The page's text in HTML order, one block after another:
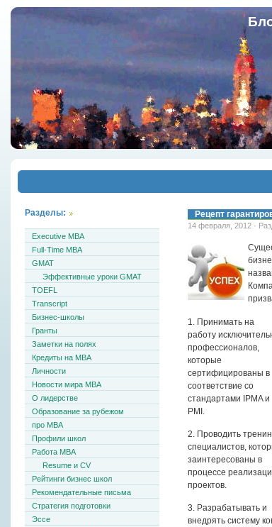
Рецепт
14 февраля, 2012 ·
1. Принимать на
работу
профессионалов,
которые
сертифицированы в
соответствие со
стандартами IPMA и
PMI.
2. Проводить
специалистов,
заинтересованы в
процессе
проектов.
3. Разрабатывать и
внедрять систему
Разделы:
Executive MBA
Full-Time MBA
GMAT
Эффективные уроки GMAT
TOEFL
Transcript
Бизнес-школы
Гранты
Заметки на полях
Кредиты на MBA
Личности
Новости мира MBA
О лидерстве
Образование за рубежом
про MBA
Профили школ
Работа MBA
Resume и CV
Рейтинги бизнес школ
Рекомендательные письма
Стратегия подготовки
Эссе